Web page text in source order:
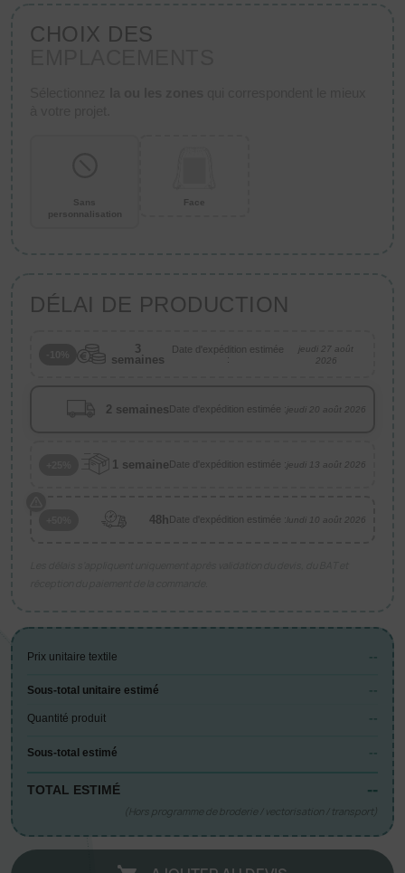
CHOIX DES
Sans
personnalisation
Face
DÉLAI DE PRODUCTION
3
semaines
Date d'expédition estimée
:
jeudi 27 août
2026
2 semaines Date d'expédition estimée :jeudi 20 août 2026
1 semaine Date d'expédition estimée :jeudi 13 août 2026
48h Date d'expédition estimée :lundi 10 août 2026
Prix unitaire textile --
Sous-total unitaire estimé --
Quantité produit --
Sous-total estimé --
TOTAL ESTIMÉ --
(Hors programme de broderie / vectorisation / transport)